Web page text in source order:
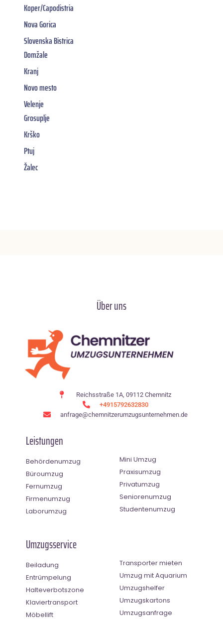
Koper/Capodistria
Nova Gorica
Slovenska Bistrica
Domžale
Kranj
Novo mesto
Velenje
Grosuplje
Krško
Ptuj
Žalec
Über uns
Reichsstraße 1A, 09112 Chemnitz
+4915792632830
anfrage@chemnitzerumzugsunternehmen.de
Leistungen
Behördenumzug
Büroumzug
Fernumzug
Firmenumzug
Laborumzug
Mini Umzug
Praxisumzug
Privatumzug
Seniorenumzug
Studentenumzug
Umzugsservice
Beiladung
Entrümpelung
Halteverbotszone
Klaviertransport
Möbellift
Transporter mieten
Umzug mit Aquarium
Umzugshelfer
Umzugskartons
Umzugsanfrage